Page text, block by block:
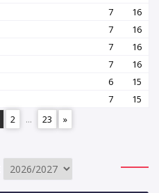
7
16
7
16
7
16
7
16
6
15
7
15
2 ... 23 »